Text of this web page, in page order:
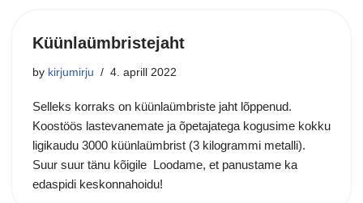
Küünlaümbristejaht
by kirjumirju 4. aprill 2022
Selleks korraks on küünlaümbriste jaht lõppenud.
Koostöös lastevanemate ja õpetajatega kogusime kokku
ligikaudu 3000 küünlaümbrist (3 kilogrammi metalli).
Suur suur tänu kõigile Loodame, et panustame ka
edaspidi keskonnahoidu!